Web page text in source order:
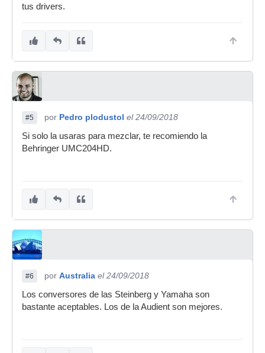
tus drivers.
#5 por Pedro plodustol el 24/09/2018
Si solo la usaras para mezclar, te recomiendo la
Behringer UMC204HD.
#6 por Australia el 24/09/2018
Los conversores de las Steinberg y Yamaha son
bastante aceptables. Los de la Audient son mejores.